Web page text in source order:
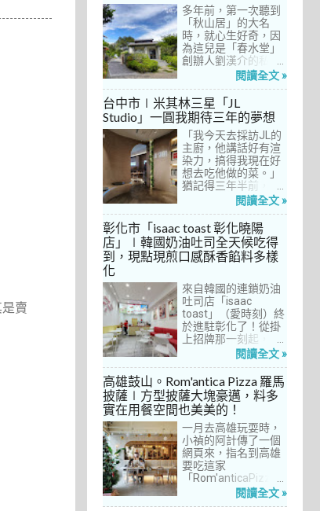
賣
宮」到台中的
「澀」，再比較了幾
間價位較親民的牛排
餐廳……，最終，小禎
選定了阿姨及表弟剛
去吃過的「法森小
館」，理由很簡單：
歐法套餐1680元起的
價位可以接受，而且
不是無菜單料理，從
開胃菜、湯品、主
菜、甜點等，通通可
以選自己喜歡的，小
禎覺得能夠自由搭配
很讚！而且「法森小
館」是台中老字號的
不斷，能夠屹立不搖
這麼多年，一定有它
的道理在呀！
多年前，第一次聽到
「秋山居」的大名
時，就心生好奇，因
為這兒是「春水堂」
創辦人劉漢介的私人
招待所，只對會員開
自從十多年前搬回彰
化之後，小禎才開始
上春水堂吃飯、喝
茶，有一度還把春水
堂當麵店在吃，每週
到台中上課時，總忍
不住奔入春水堂，點
上一碗「XO醬拌麵」
搭配一杯茶飲，後來
也嘗試過其他茶點，
對春水堂的餐飲很有
信心。因此，一得知
秋山居是春水堂創辦
人開設的，感覺就是
食的小禎而言，自然
深具吸引力。
閱讀全文 »
台中市∣米其林三星「JL
Studio」一圓我期待三年的夢想
「我今天去採訪JL的
主廚，他講話好有渲
染力，搞得我現在好
想去吃他做的菜。」
猶記得三年半前，當
米其林評鑑要來台中
做了一次得獎預測，
於是我因為工作踏入
JL Studio，當天回家
之後，我就迫不及待
從事美食採訪20多
年，只採訪沒吃的店
也不計其數，但從沒
有一家餐廳讓我這樣
充滿渴望，留下「真
的好想吃吃看」的懸
閱讀全文 »
彰化市「isaac toast 彰化曉陽
店」∣韓國奶油吐司全天候吃得
到，現點現煎口感酥香餡料多樣
化
來自韓國的連鎖奶油
吐司店「isaac
toast」（愛時刻）終
於進駐彰化了！從掛
上招牌那一刻起，小
禎就想著找時間來吃
家連鎖店許久，只是
每次去台中誘惑實在
太多了！就……，這一
次離家這麼近，不來
吃真的說不過去。
閱讀全文 »
高雄鼓山。Rom'antica Pizza 羅馬
披薩∣方型披薩大塊豪邁，料多
實在用餐空間也美美的！
一月去高雄玩耍時，
小禎的阿計傳了一個
網頁來，指名到高雄
要吃這家
「Rom'anticaPizza
羅馬披薩」，看了圖
閱讀全文 »